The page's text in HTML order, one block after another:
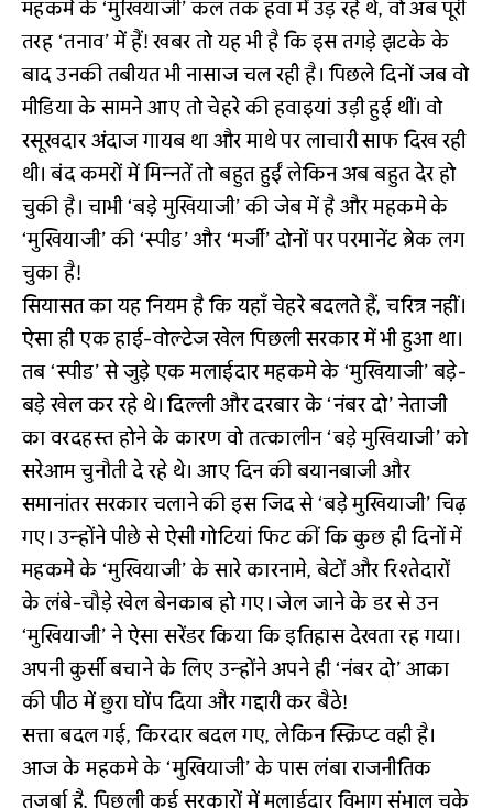
महकमे के ‘मुखियाजी’ कल तक हवा में उड़ रहे थे, वो अब पूरी
तरह ‘तनाव’ में हैं! खबर तो यह भी है कि इस तगड़े झटके के
बाद उनकी तबीयत भी नासाज चल रही है। पिछले दिनों जब वो
मीडिया के सामने आए तो चेहरे की हवाइयां उड़ी हुई थीं। वो
रसूखदार अंदाज गायब था और माथे पर लाचारी साफ दिख रही
थी। बंद कमरों में मिन्नतें तो बहुत हुईं लेकिन अब बहुत देर हो
चुकी है। चाभी ‘बड़े मुखियाजी’ की जेब में है और महकमे के
‘मुखियाजी’ की ‘स्पीड’ और ‘मर्जी’ दोनों पर परमानेंट ब्रेक लग
चुका है!
सियासत का यह नियम है कि यहाँ चेहरे बदलते हैं, चरित्र नहीं।
ऐसा ही एक हाई-वोल्टेज खेल पिछली सरकार में भी हुआ था।
तब ‘स्पीड’ से जुड़े एक मलाईदार महकमे के ‘मुखियाजी’ बड़े-
बड़े खेल कर रहे थे। दिल्ली और दरबार के ‘नंबर दो’ नेताजी
का वरदहस्त होने के कारण वो तत्कालीन ‘बड़े मुखियाजी’ को
सरेआम चुनौती दे रहे थे। आए दिन की बयानबाजी और
समानांतर सरकार चलाने की इस जिद से ‘बड़े मुखियाजी’ चिढ़
गए। उन्होंने पीछे से ऐसी गोटियां फिट कीं कि कुछ ही दिनों में
महकमे के ‘मुखियाजी’ के सारे कारनामे, बेटों और रिश्तेदारों
के लंबे-चौड़े खेल बेनकाब हो गए। जेल जाने के डर से उन
‘मुखियाजी’ ने ऐसा सरेंडर किया कि इतिहास देखता रह गया।
अपनी कुर्सी बचाने के लिए उन्होंने अपने ही ‘नंबर दो’ आका
की पीठ में छुरा घोंप दिया और गद्दारी कर बैठे!
सत्ता बदल गई, किरदार बदल गए, लेकिन स्क्रिप्ट वही है।
आज के महकमे के ‘मुखियाजी’ के पास लंबा राजनीतिक
तजुर्बा है, पिछली कई सरकारों में मलाईदार विभाग संभाल चुके